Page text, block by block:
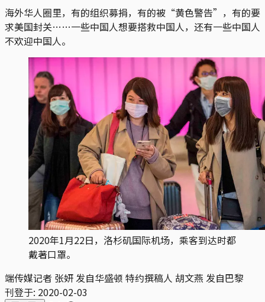
海外华人圈里，有的组织募捐，有的被“黄色警告”，有的要
求美国封关……一些中国人想要搭救中国人，还有一些中国人
不欢迎中国人。
2020年1月22日，洛杉矶国际机场，乘客到达时都
戴著口罩。
端传媒记者 张妍 发自华盛顿 特约撰稿人 胡文燕 发自巴黎
刊登于: 2020-02-03